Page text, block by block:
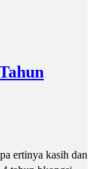
ertinya kasih dan